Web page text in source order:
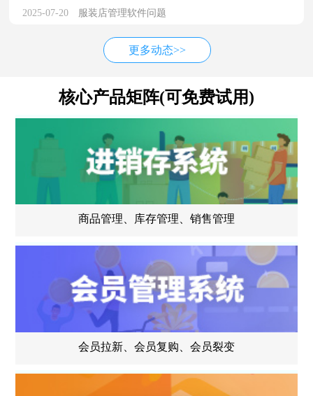
2025-07-20 服装店管理软件问题
更多动态>>
核心产品矩阵(可免费试用)
商品管理、库存管理、销售管理
会员拉新、会员复购、会员裂变